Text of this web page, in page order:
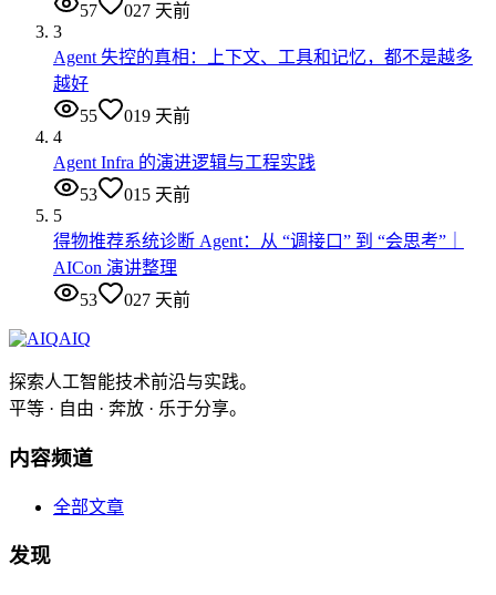
57
027 天前
3
Agent 失控的真相：上下文、工具和记忆，都不是越多
越好
55
019 天前
4
Agent Infra 的演进逻辑与工程实践
53
015 天前
5
得物推荐系统诊断 Agent：从 “调接口” 到 “会思考”｜
AICon 演讲整理
53
027 天前
AIQ
探索人工智能技术前沿与实践。
平等 · 自由 · 奔放 · 乐于分享。
内容频道
全部文章
发现